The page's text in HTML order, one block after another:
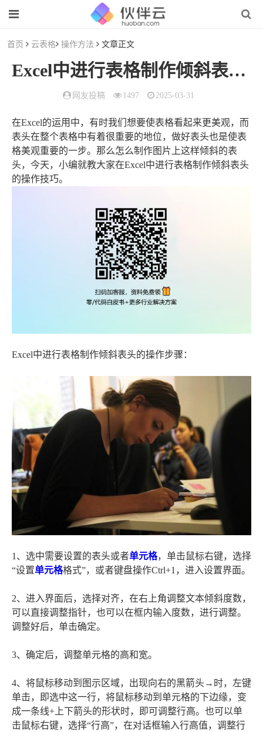
首页 云表格 操作方法 文章正文
Excel中进行表格制作倾斜表头的
网友投稿 1497 2025-03-31
在Excel的运用中，有时我们想要使表格看起来更美观，而
表头在整个表格中有着很重要的地位，做好表头也是使表
格美观重要的一步。那么怎么制作图片上这样倾斜的表
头，今天，小编就教大家在Excel中进行表格制作倾斜表头
的操作技巧。
Excel中进行表格制作倾斜表头的操作步骤：
1、选中需要设置的表头或者单元格，单击鼠标右键，选择
“设置单元格格式”，或者键盘操作Ctrl+1，进入设置界面。
2、进入界面后，选择对齐，在右上角调整文本倾斜度数，
可以直接调整指针，也可以在框内输入度数，进行调整。
调整好后，单击确定。
3、确定后，调整单元格的高和宽。
4、将鼠标移动到图示区域，出现向右的黑箭头→时，左键
单击，即选中这一行，将鼠标移动到单元格的下边缘，变
成一条线+上下箭头的形状时，即可调整行高。也可以单
击鼠标右键，选择“行高”，在对话框输入行高值，调整行